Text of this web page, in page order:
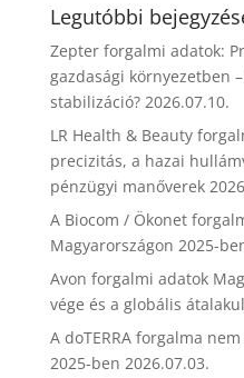
Legutóbbi
Zepter forgalmi adatok:
gazdasági környezetben
stabilizáció? 2026.07.10.
LR Health & Beauty
precizitás, a hazai
pénzügyi manőverek
A Biocom / Ökonet
Magyarországon 2025-
Avon forgalmi adatok
vége és a globális
A doTERRA forgalma
2025-ben 2026.07.03.